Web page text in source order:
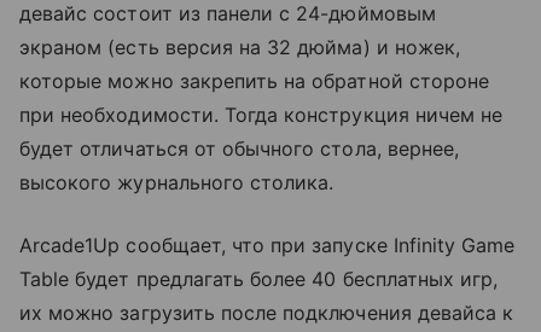
девайс состоит из панели с 24-дюймовым
экраном (есть версия на 32 дюйма) и ножек,
которые можно закрепить на обратной стороне
при необходимости. Тогда конструкция ничем не
будет отличаться от обычного стола, вернее,
высокого журнального столика.
Arcade1Up сообщает, что при запуске Infinity Game
Table будет предлагать более 40 бесплатных игр,
их можно загрузить после подключения девайса к